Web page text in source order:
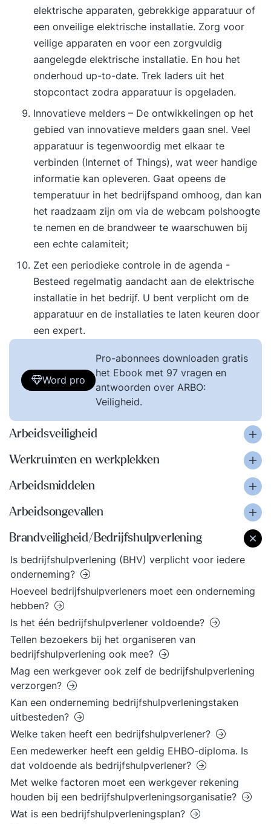
elektrische apparaten, gebrekkige apparatuur of
een onveilige elektrische installatie. Zorg voor
veilige apparaten en voor een zorgvuldig
aangelegde elektrische installatie. En hou het
onderhoud up-to-date. Trek laders uit het
stopcontact zodra apparatuur is opgeladen.
Innovatieve melders – De ontwikkelingen op het
gebied van innovatieve melders gaan snel. Veel
apparatuur is tegenwoordig met elkaar te
verbinden (Internet of Things), wat weer handige
informatie kan opleveren. Gaat opeens de
temperatuur in het bedrijfspand omhoog, dan kan
het raadzaam zijn om via de webcam polshoogte
te nemen en de brandweer te waarschuwen bij
een echte calamiteit;
Zet een periodieke controle in de agenda -
Besteed regelmatig aandacht aan de elektrische
installatie in het bedrijf. U bent verplicht om de
apparatuur en de installaties te laten keuren door
een expert.
Word pro
Pro-abonnees downloaden gratis
het Ebook met 97 vragen en
antwoorden over ARBO:
Veiligheid.
Arbeidsveiligheid
Werkruimten en werkplekken
Arbeidsmiddelen
Arbeidsongevallen
Brandveiligheid/Bedrijfshulpverlening
Is bedrijfshulpverlening (BHV) verplicht voor iedere
onderneming?
Hoeveel bedrijfshulpverleners moet een onderneming
hebben?
Is het één bedrijfshulpverlener voldoende?
Tellen bezoekers bij het organiseren van
bedrijfshulpverlening ook mee?
Mag een werkgever ook zelf de bedrijfshulpverlening
verzorgen?
Kan een onderneming bedrijfshulpverleningstaken
uitbesteden?
Welke taken heeft een bedrijfshulpverlener?
Een medewerker heeft een geldig EHBO-diploma. Is
dat voldoende als bedrijfshulpverlener?
Met welke factoren moet een werkgever rekening
houden bij een bedrijfshulpverleningsorganisatie?
Wat is een bedrijfshulpverleningsplan?